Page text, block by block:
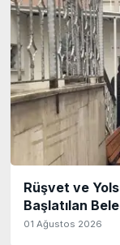
Rüşvet ve
Başlatılan
01 Ağustos 2026